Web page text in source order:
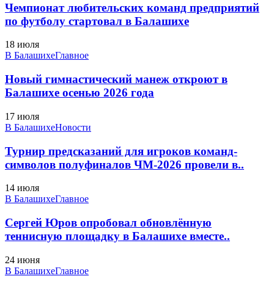
Чемпионат любительских команд предприятий
по футболу стартовал в Балашихе
18 июля
В БалашихеГлавное
Новый гимнастический манеж откроют в
Балашихе осенью 2026 года
17 июля
В БалашихеНовости
Турнир предсказаний для игроков команд-
символов полуфиналов ЧМ-2026 провели в..
14 июля
В БалашихеГлавное
Сергей Юров опробовал обновлённую
теннисную площадку в Балашихе вместе..
24 июня
В БалашихеГлавное